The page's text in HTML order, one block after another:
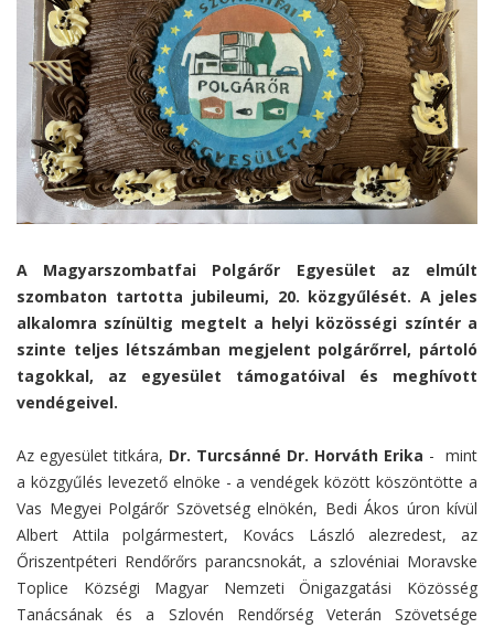
A Magyarszombatfai Polgárőr Egyesület az elmúlt
szombaton tartotta jubileumi, 20. közgyűlését. A jeles
alkalomra színültig megtelt a helyi közösségi színtér a
szinte teljes létszámban megjelent polgárőrrel, pártoló
tagokkal, az egyesület támogatóival és meghívott
vendégeivel.
Az egyesület titkára, Dr. Turcsánné Dr. Horváth Erika - mint
a közgyűlés levezető elnöke - a vendégek között köszöntötte a
Vas Megyei Polgárőr Szövetség elnökén, Bedi Ákos úron kívül
Albert Attila polgármestert, Kovács László alezredest, az
Őriszentpéteri Rendőrőrs parancsnokát, a szlovéniai Moravske
Toplice Községi Magyar Nemzeti Önigazgatási Közösség
Tanácsának és a Szlovén Rendőrség Veterán Szövetsége